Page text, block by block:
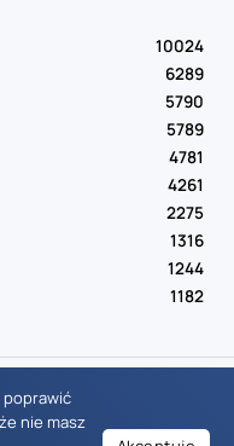
10024
6289
5790
5789
4781
4261
2275
1316
1244
1182
2016-2026
poprawić
nie masz